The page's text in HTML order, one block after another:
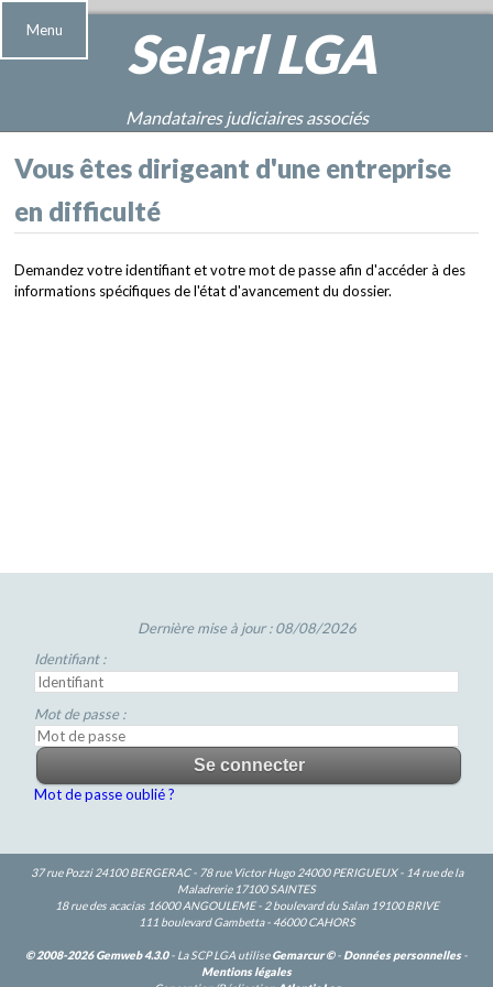
SelarlLGA
Mandataires judiciaires associés
Menu
Vous êtes dirigeant d'une entreprise
en difficulté
Demandez votre identifiant et votre mot de passe afin d'accéder à des
informations spécifiques de l'état d'avancement du dossier.
Dernière mise à jour : 08/08/2026
Identifiant :
Mot de passe :
Mot de passe oublié ?
37 rue Pozzi 24100 BERGERAC - 78 rue Victor Hugo 24000 PERIGUEUX - 14 rue de la
Maladrerie 17100 SAINTES
18 rue des acacias 16000 ANGOULEME - 2 boulevard du Salan 19100 BRIVE
111 boulevard Gambetta - 46000 CAHORS
© 2008-2026 Gemweb 4.3.0- La SCP LGA utiliseGemarcur ©- Données personnelles-
Mentions légales